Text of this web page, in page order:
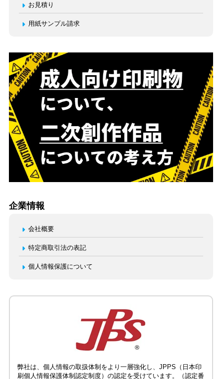
お見積り
用紙サンプル請求
企業情報
会社概要
特定商取引法の表記
個人情報保護について
弊社は、個人情報の取扱体制をより一層強化し、JPPS（日本印
刷個人情報保護体制認定制度）の認定を受けています。（認定番